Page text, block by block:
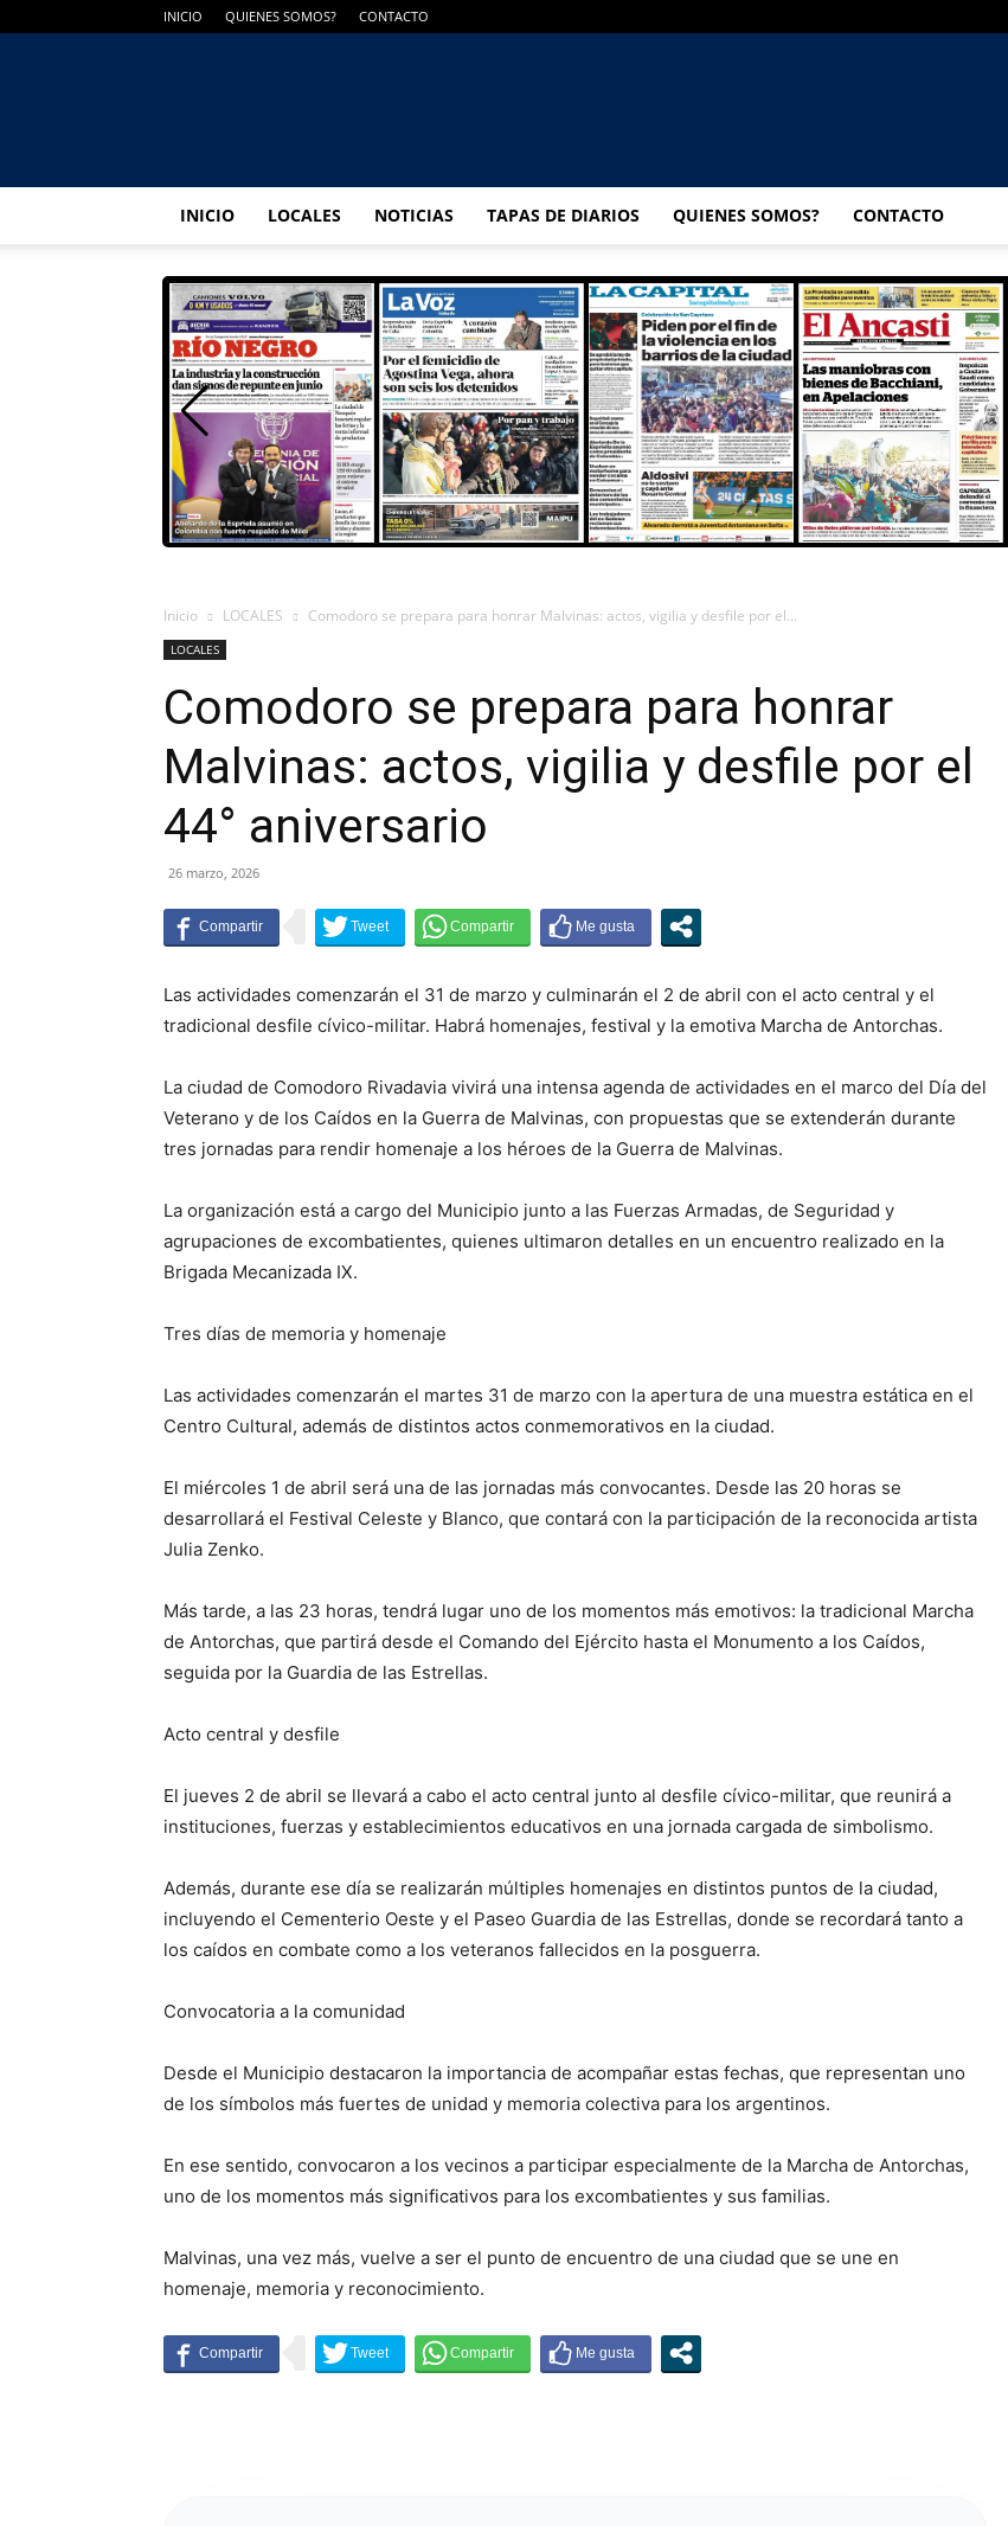
INICIO QUIENES SOMOS? CONTACTO
UNIVERSO
MULTIMEDIA
INICIO LOCALES NOTICIAS TAPAS DE DIARIOS QUIENES SOMOS? CONTACTO
Inicio LOCALES Comodoro se prepara para honrar Malvinas: actos, vigilia y desfile por el...
LOCALES
Comodoro se prepara para honrar
Malvinas: actos, vigilia y desfile por el
44° aniversario
26 marzo, 2026
Las actividades comenzarán el 31 de marzo y culminarán el 2 de abril con el acto central y el
tradicional desfile cívico-militar. Habrá homenajes, festival y la emotiva Marcha de Antorchas.
La ciudad de Comodoro Rivadavia vivirá una intensa agenda de actividades en el marco del Día del
Veterano y de los Caídos en la Guerra de Malvinas, con propuestas que se extenderán durante
tres jornadas para rendir homenaje a los héroes de la Guerra de Malvinas.
La organización está a cargo del Municipio junto a las Fuerzas Armadas, de Seguridad y
agrupaciones de excombatientes, quienes ultimaron detalles en un encuentro realizado en la
Brigada Mecanizada IX.
Tres días de memoria y homenaje
Las actividades comenzarán el martes 31 de marzo con la apertura de una muestra estática en el
Centro Cultural, además de distintos actos conmemorativos en la ciudad.
El miércoles 1 de abril será una de las jornadas más convocantes. Desde las 20 horas se
desarrollará el Festival Celeste y Blanco, que contará con la participación de la reconocida artista
Julia Zenko.
Más tarde, a las 23 horas, tendrá lugar uno de los momentos más emotivos: la tradicional Marcha
de Antorchas, que partirá desde el Comando del Ejército hasta el Monumento a los Caídos,
seguida por la Guardia de las Estrellas.
Acto central y desfile
El jueves 2 de abril se llevará a cabo el acto central junto al desfile cívico-militar, que reunirá a
instituciones, fuerzas y establecimientos educativos en una jornada cargada de simbolismo.
Además, durante ese día se realizarán múltiples homenajes en distintos puntos de la ciudad,
incluyendo el Cementerio Oeste y el Paseo Guardia de las Estrellas, donde se recordará tanto a
los caídos en combate como a los veteranos fallecidos en la posguerra.
Convocatoria a la comunidad
Desde el Municipio destacaron la importancia de acompañar estas fechas, que representan uno
de los símbolos más fuertes de unidad y memoria colectiva para los argentinos.
En ese sentido, convocaron a los vecinos a participar especialmente de la Marcha de Antorchas,
uno de los momentos más significativos para los excombatientes y sus familias.
Malvinas, una vez más, vuelve a ser el punto de encuentro de una ciudad que se une en
homenaje, memoria y reconocimiento.